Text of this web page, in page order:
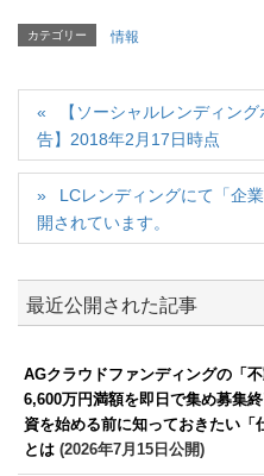
カテゴリー 情報
【ソーシャルレンディン
告】2018年2月17日時点
LCレンディングにて「企
開されています。
最近公開された記事
AGクラウドファンディングの「
6,600万円満額を即日で集め募集
資を始める前に知っておきたい「
とは (2026年7月15日公開)